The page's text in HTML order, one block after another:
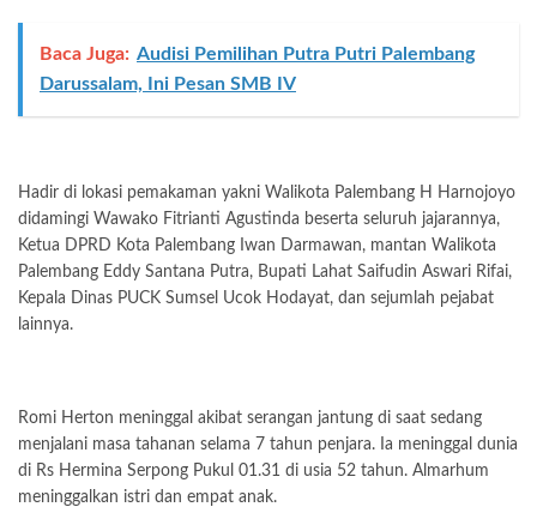
Baca Juga: Audisi Pemilihan Putra Putri Palembang
Darussalam, Ini Pesan SMB IV
Hadir di lokasi pemakaman yakni Walikota Palembang H Harnojoyo
didamingi Wawako Fitrianti Agustinda beserta seluruh jajarannya,
Ketua DPRD Kota Palembang Iwan Darmawan, mantan Walikota
Palembang Eddy Santana Putra, Bupati Lahat Saifudin Aswari Rifai,
Kepala Dinas PUCK Sumsel Ucok Hodayat, dan sejumlah pejabat
lainnya.
Romi Herton meninggal akibat serangan jantung di saat sedang
menjalani masa tahanan selama 7 tahun penjara. Ia meninggal dunia
di Rs Hermina Serpong Pukul 01.31 di usia 52 tahun. Almarhum
meninggalkan istri dan empat anak.